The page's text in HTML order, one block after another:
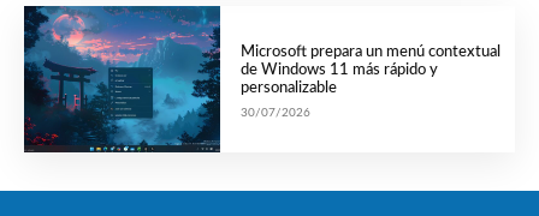
Microsoft prepara un menú contextual
de Windows 11 más rápido y
personalizable
30/07/2026